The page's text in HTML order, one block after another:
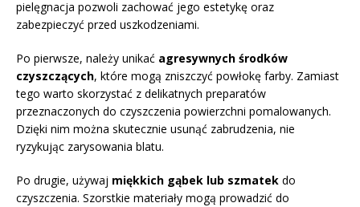
pielęgnacja pozwoli zachować jego estetykę oraz
zabezpieczyć przed uszkodzeniami.
Po pierwsze, należy unikać agresywnych środków
czyszczących, które mogą zniszczyć powłokę farby. Zamiast
tego warto skorzystać z delikatnych preparatów
przeznaczonych do czyszczenia powierzchni pomalowanych.
Dzięki nim można skutecznie usunąć zabrudzenia, nie
ryzykując zarysowania blatu.
Po drugie, używaj miękkich gąbek lub szmatek do
czyszczenia. Szorstkie materiały mogą prowadzić do